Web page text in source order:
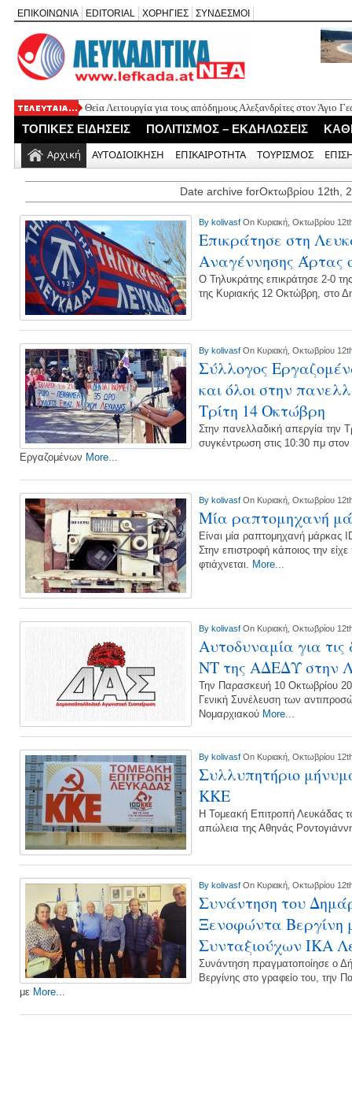
ΕΠΙΚΟΙΝΩΝΙΑ EDITORIAL ΧΟΡΗΓΙΕΣ ΣΥΝΔΕΣΜΟΙ
Θεία Λειτουργία για τους απόδημους Αλεξανδρίτες στον Άγιο
Σύλληψη 58χρονου στο Μεγανήσι για υπόθεση
Δύο συλλήψεις για κατοχή κάνναβης στη Λευκάδα στο πλαίσιο
Mέχρι τον Άγιο Νικόλαο Βόνιτσας έφτανε σήμερα το
ΤΟΠΙΚΕΣ ΕΙΔΗΣΕΙΣ ΠΟΛΙΤΙΣΜΟΣ – ΕΚΔΗΛΩΣΕΙΣ
Αρχική ΑΥΤΟΔΙΟΙΚΗΣΗ ΕΠΙΚΑΙΡΟΤΗΤΑ ΤΟΥΡΙΣΜΟΣ
Date archive forΟκτωβρίου 12th,
By kolivasf On Κυριακή, Οκτωβρίου
Επικράτησε στη
Αναγέννησης Άρτας
Ο Τηλυκράτης επικράτησε 2-0
της Κυριακής 12 Οκτώβρη, στο
By kolivasf On Κυριακή, Οκτωβρίου
Σύλλογος
και όλοι στην
Τρίτη 14 Οκτώβρη
Στην πανελλαδική απεργία την
συγκέντρωση στις 10:30 πμ
Εργαζομένων More...
By kolivasf On Κυριακή, Οκτωβρίου
Μία ραπτομηχανή
Είναι μία ραπτομηχανή μάρκας
Στην επιστροφή κάποιος την
φτιάχνεται. More...
By kolivasf On Κυριακή, Οκτωβρίου
Αυτοδυναμία για
ΝΤ της ΑΔΕΔΥ στην
Την Παρασκευή 10 Οκτωβρίου
Γενική Συνέλευση των
Νομαρχιακού More...
By kolivasf On Κυριακή, Οκτωβρίου
Συλλυπητήριο
ΚΚΕ
Η Τομεακή Επιτροπή Λευκάδας
απώλεια της Αθηνάς
By kolivasf On Κυριακή, Οκτωβρίου
Συνάντηση του
Ξενοφώντα Βεργίνη
Συνταξιούχων ΙΚΑ
Συνάντηση πραγματοποίησε ο
Βεργίνης στο γραφείο του, την
με More...